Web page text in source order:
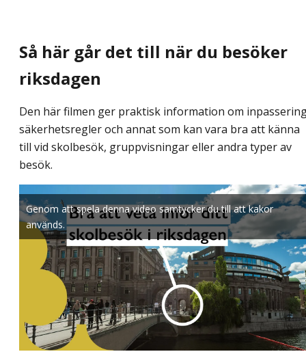
Så här går det till när du besöker
riksdagen
Den här filmen ger praktisk information om
säkerhetsregler och annat som kan vara bra att känna
till vid skolbesök, gruppvisningar eller andra typer av
besök.
Genom att spela denna video samtycker du till att kakor
används.